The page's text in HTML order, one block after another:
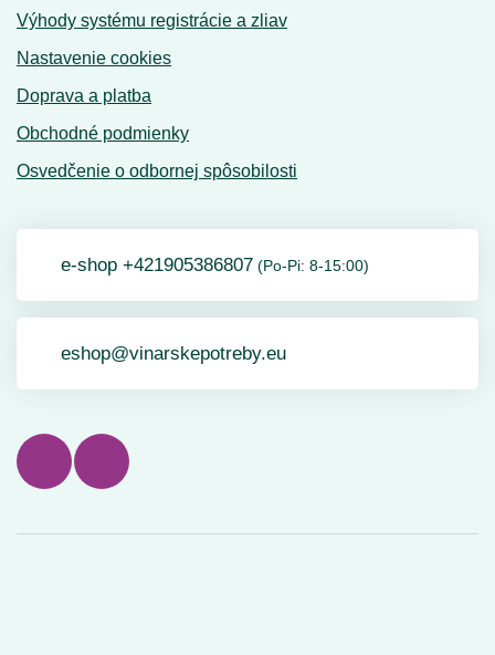
Výhody systému registrácie a zliav
Nastavenie cookies
Doprava a platba
Obchodné podmienky
Osvedčenie o odbornej spôsobilosti
e-shop +421905386807 (Po-Pi: 8-15:00)
eshop@vinarskepotreby.eu